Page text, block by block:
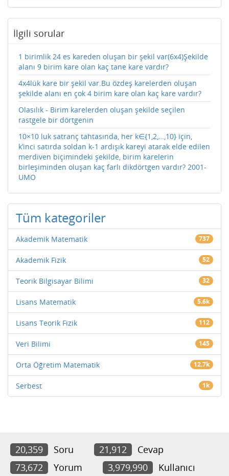
İlgili sorular
1 birimlik 24 es kareden oluşan bir şekil var(6x4)Şekilde
alanı 9 birim kare olan kaç tane kare vardır?
4x4lük kare bir şekil var.Bu özdeş karelerden oluşan
şekilde alanı en çok 4 birim kare olan kaç kare vardır?
Olasılık - Birim karelerden oluşan şekilde seçilen
rastgele bir dörtgenin
10×10 luk satranç tahtasında, her k∈{1,2,…,10} için,
k’inci satırda soldan k-1 ardışık kareyi atarak elde edilen
merdiven biçimindeki şekilde, birim karelerin
birleşiminden oluşan kaç farlı dikdörtgen vardır? 2001-
UMO
Tüm kategoriler
Akademik Matematik 737
Akademik Fizik 52
Teorik Bilgisayar Bilimi 32
Lisans Matematik 5.6k
Lisans Teorik Fizik 112
Veri Bilimi 145
Orta Öğretim Matematik 12.7k
Serbest 1k
20,359 Soru 21,912
Cevap
73,672
Yorum 3,979,990 Kullanıcı